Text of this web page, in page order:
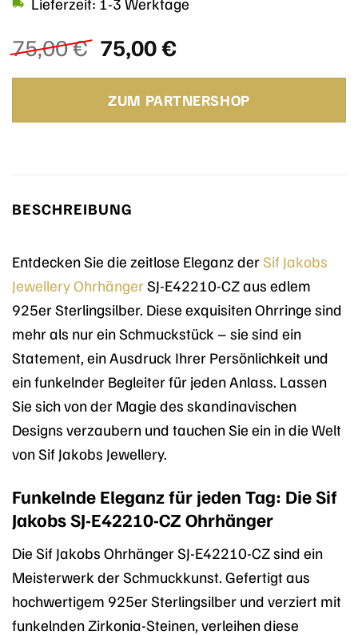
75,00€ Ursprünglicher
Preis
war:
75,00 €
75,00€Aktueller
ist:
75,00 €.
ZUM PARTNERSHOP
BESCHREIBUNG
Entdecken Sie die zeitlose Eleganz derSif Jakobs
JewelleryOhrhängerSJ-E42210-CZ aus edlem
925er Sterlingsilber. Diese exquisiten Ohrringe sind
mehr als nur ein Schmuckstück – sie sind ein
Statement, ein Ausdruck Ihrer Persönlichkeit und
ein funkelnder Begleiter für jeden Anlass. Lassen
Sie sich von der Magie des skandinavischen
Designs verzaubern und tauchen Sie ein in die Welt
von Sif Jakobs Jewellery.
Funkelnde Eleganz für jeden Tag: Die Sif
Jakobs SJ-E42210-CZ Ohrhänger
Die Sif Jakobs Ohrhänger SJ-E42210-CZ sind ein
Meisterwerk der Schmuckkunst. Gefertigt aus
hochwertigem 925er Sterlingsilber und verziert mit
funkelnden Zirkonia-Steinen, verleihen diese